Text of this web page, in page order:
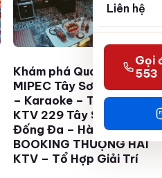
Liên hệ
Gọi
553
Khám phá Quán { KTV }
MIPEC Tây Sơn – tầng 4
– Karaoke – Thượng Hải
KTV 229 Tây Sơn –
Đống Đa – Hà Nội –
BOOKING THƯỢNG HẢI
KTV – Tổ Hợp Giải Trí